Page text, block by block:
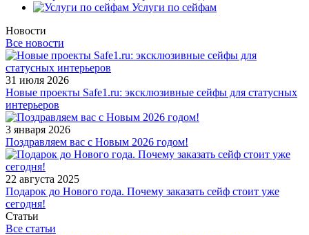
Услуги по сейфам
Новости
Все новости
31 июля 2026
Новые проекты Safe1.ru: эксклюзивные сейфы для статусных
интерьеров
3 января 2026
Поздравляем вас с Новым 2026 годом!
22 августа 2025
Подарок до Нового года. Почему заказать сейф стоит уже
сегодня!
Статьи
Все статьи